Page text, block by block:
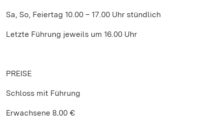
Sa, So, Feiertag 10.00 – 17.00 Uhr stündlich
Letzte Führung jeweils um 16.00 Uhr
PREISE
Schloss mit Führung
Erwachsene 8,00 €